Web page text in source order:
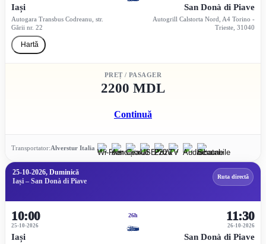
Iași
Autogara Transbus Codreanu, str.
Gării nr. 22
Hartă
San Donà di Piave
Autogrill Calstorta Nord, A4 Torino -
Trieste, 31040
PREȚ / PASAGER
2200 MDL
Continuă
Transportator:Alverstur Italia
25-10-2026, Duminică
Iași – San Donà di Piave
Ruta directă
10:00
25-10-2026
Iași
26h
26-10-2026
11:30
San Donà di Piave